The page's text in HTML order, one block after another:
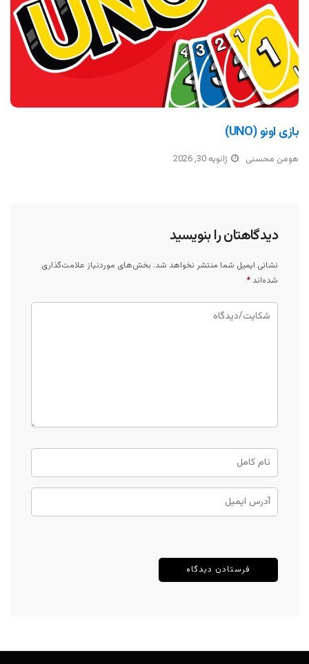
بازی اونو (UNO)
هومن محسنی ژانویه 30, 2026
دیدگاهتان را بنویسید
نشانی ایمیل شما منتشر نخواهد شد. بخش‌های موردنیاز علامت‌گذاری
شده‌اند *